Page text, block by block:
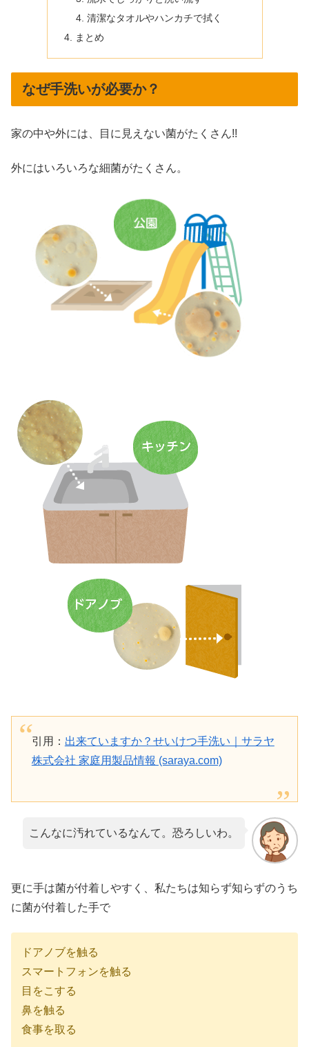
清潔なタオルやハンカチで拭く
まとめ
なぜ手洗いが必要か？
家の中や外には、目に見えない菌がたくさん!!
外にはいろいろな細菌がたくさん。
引用： 出来ていますか？せいけつ手洗い｜サラヤ
株式会社 家庭用製品情報 (saraya.com)
こんなに汚れているなんて。恐ろしいわ。
更に手は菌が付着しやすく、私たちは知らず知らずのうち
に菌が付着した手で
ドアノブを触る
スマートフォンを触る
目をこする
鼻を触る
食事を取る